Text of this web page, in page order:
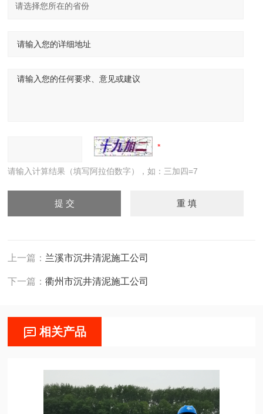
请输入计算结果（填写阿拉伯数字），如：三加四=7
上一篇： 兰溪市沉井清泥施工公司
下一篇：衢州市沉井清泥施工公司
相关产品